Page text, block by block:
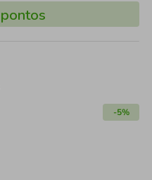
pontos
-5%